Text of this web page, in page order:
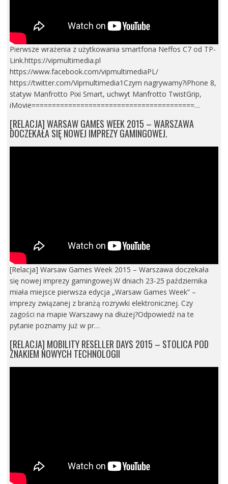
Pierwsze wrażenia z użytkowania smartfona Neffos C7 od TP-
Link.https://vipmultimedia.pl
https://www.facebook.com/vipmultimediaPL/
https://twitter.com/Vipmultimedia1Czym nagrywamy?iPhone 8,
statyw Manfrotto Pixi Smart, uchwyt Manfrotto TwistGrip,
iMovie========================================…
[RELACJA] WARSAW GAMES WEEK 2015 – WARSZAWA
DOCZEKAŁA SIĘ NOWEJ IMPREZY GAMINGOWEJ.
[Relacja] Warsaw Games Week 2015 – Warszawa doczekała
się nowej imprezy gamingowej.W dniach 23-25 października
miała miejsce pierwsza edycja „Warsaw Games Week” –
imprezy związanej z branżą rozrywki elektronicznej. Czy
zagości na mapie Warszawy na dłużej?Odpowiedź na te
pytanie poznamy już w pr…
[RELACJA] MOBILITY RESELLER DAYS 2015 – STOLICA POD
ZNAKIEM NOWYCH TECHNOLOGII